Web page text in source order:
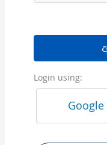
Login using:
Google